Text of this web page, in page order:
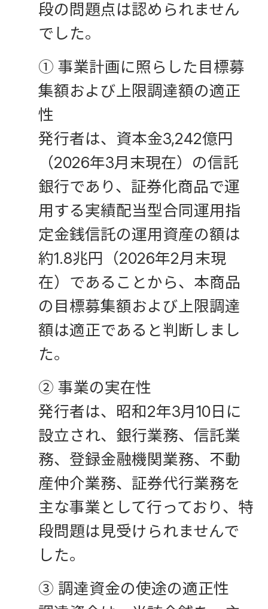
段の問題点は認められません
でした。
① 事業計画に照らした目標募
集額および上限調達額の適正
性
発行者は、資本金3,242億円
（2026年3月末現在）の信託
銀行であり、証券化商品で運
用する実績配当型合同運用指
定金銭信託の運用資産の額は
約1.8兆円（2026年2月末現
在）であることから、本商品
の目標募集額および上限調達
額は適正であると判断しまし
た。
② 事業の実在性
発行者は、昭和2年3月10日に
設立され、銀行業務、信託業
務、登録金融機関業務、不動
産仲介業務、証券代行業務を
主な事業として行っており、特
段問題は見受けられませんで
した。
③ 調達資金の使途の適正性